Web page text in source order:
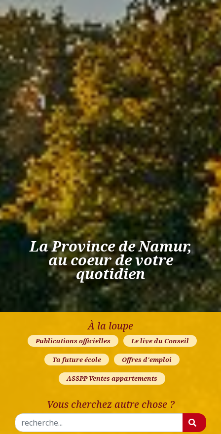
La Province de Namur,
au coeur de votre
quotidien
À la loupe
Publications officielles Le live du Conseil
Ta future école Offres d'emploi
ASSPP Ventes appartements
Vous cherchez autre chose ?
Rechercher